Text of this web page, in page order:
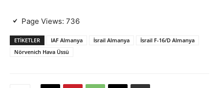
Page Views: 736
ETIKETLER IAF Almanya İsrail Almanya
İsrail F-16/D Almanya
Nörvenich Hava Üssü